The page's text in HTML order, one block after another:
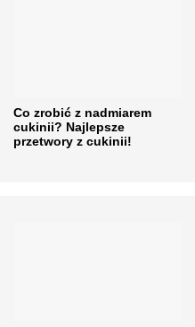
Co zrobić z nadmiarem
cukinii? Najlepsze
przetwory z cukinii!